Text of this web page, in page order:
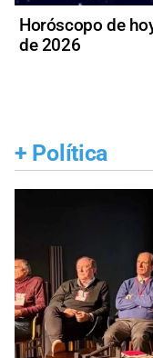
Horóscopo de
de 2026
+ Política